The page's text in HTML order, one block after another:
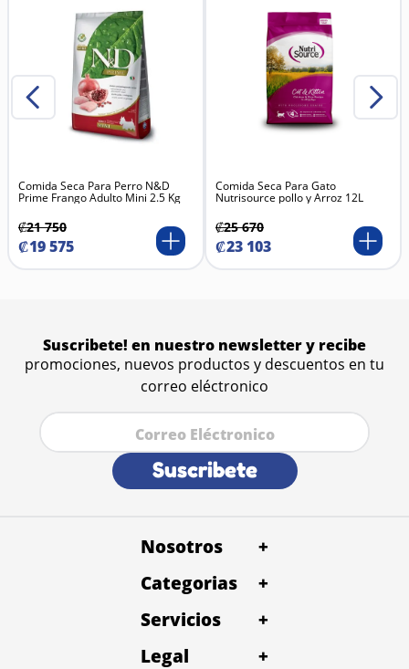
Comida Seca Para Perro N&D
Prime Frango Adulto Mini 2.5 Kg
₡21 750
₡19575
Comida Seca Para Gato
Nutrisource pollo y Arroz 12L
₡25 670
₡23103
Suscribete! en nuestro newsletter y recibe
promociones, nuevos productos y descuentos en tu
correo eléctronico
Suscribete
Nosotros
+
Categorias
+
Servicios
+
Legal
+